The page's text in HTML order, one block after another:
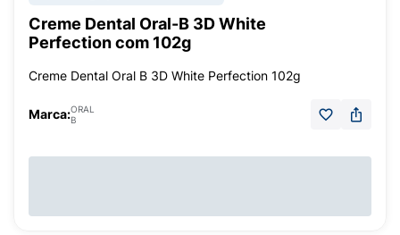
Creme Dental Oral-B 3D White
Perfection com 102g
Creme Dental Oral B 3D White Perfection 102g
Marca:ORAL
B